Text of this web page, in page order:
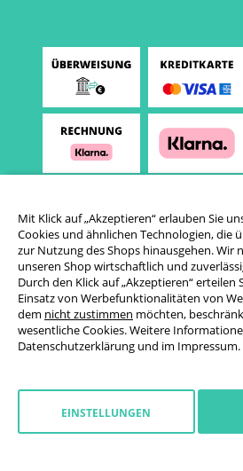
AGB
Widerrufsrecht
Mit Klick auf „Akzeptieren“ erlauben Sie
Cookies und ähnlichen Technologien, die
zur Nutzung des Shops hinausgehen. Wir
unseren Shop wirtschaftlich und
Durch den Klick auf „Akzeptieren“ erteilen
Einsatz von Werbefunktionalitäten von
dem nicht zustimmen möchten,
wesentliche Cookies. Weitere
Datenschutzerklärung und im Impressum.
EINSTELLUNGEN